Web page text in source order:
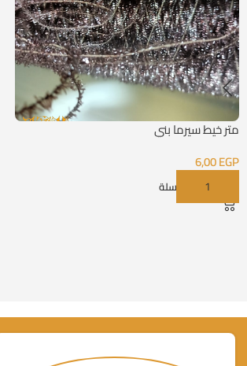
متر خيط سيرما بني
6,00EGP
إضافة إلى السلة